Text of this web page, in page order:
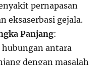
pernapasan
eksaserbasi gejala.
Panjang:
antara
dengan masalah